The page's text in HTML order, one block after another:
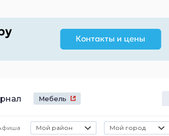
Мебель
Мой район Мой город